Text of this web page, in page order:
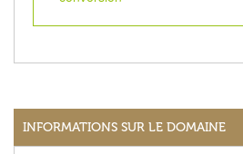
INFORMATIONS SUR LE DOMAINE